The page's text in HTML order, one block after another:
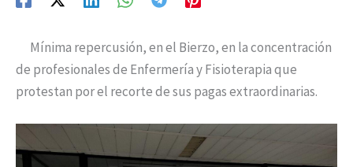
Mínima repercusión, en el Bierzo, en la concentración
de profesionales de Enfermería y Fisioterapia que
protestan por el recorte de sus pagas extraordinarias.